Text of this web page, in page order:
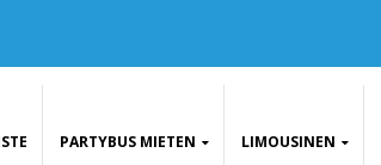
PARTYBUS MIETEN LIMOUSINEN